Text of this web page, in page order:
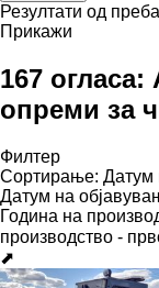
Резултати од
Прикажи
167 огласа:
опреми за
Филтер
Сортирање: Датум
Датум на
Година на
производство -
⬈